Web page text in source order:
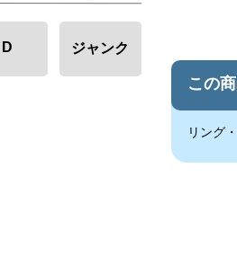
この
リング
D ジャンク